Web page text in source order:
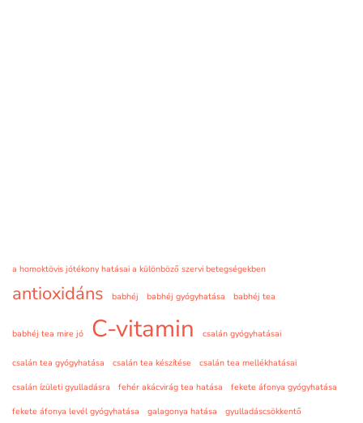
a homoktövis jótékony hatásai a különböző szervi betegségekben
antioxidáns babhéj babhéj gyógyhatása babhéj tea
babhéj tea mire jó C-vitamin csalán gyógyhatásai
csalán tea gyógyhatása csalán tea készítése
csalán tea mellékhatásai
csalán ízületi gyulladásra
fehér akácvirág tea hatása
fekete áfonya gyógyhatása
fekete áfonya levél gyógyhatása
galagonya hatása
gyulladáscsökkentő